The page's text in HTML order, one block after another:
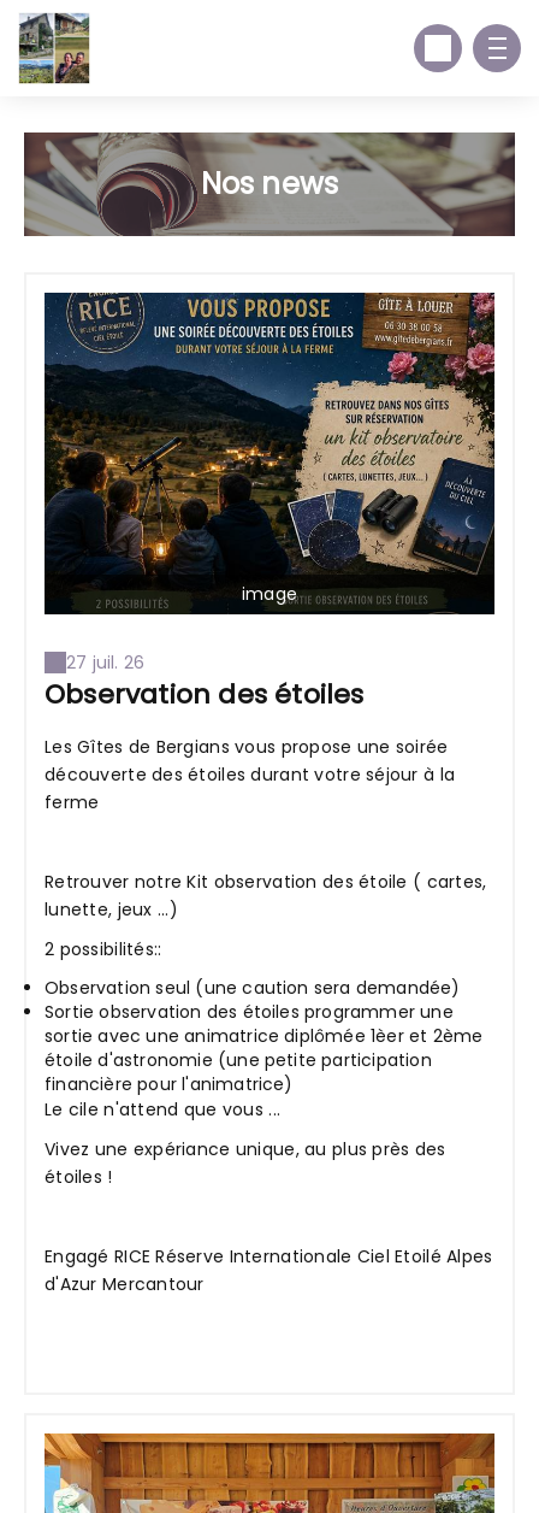
Nos news
image
27 juil. 26
Observation des étoiles
Les Gîtes de Bergians vous propose une soirée
découverte des étoiles durant votre séjour à la
ferme
Retrouver notre Kit observation des étoile ( cartes,
lunette, jeux ...)
2 possibilités::
Observation seul (une caution sera demandée)
Sortie observation des étoiles programmer une
sortie avec une animatrice diplômée 1èer et 2ème
étoile d'astronomie (une petite participation
financière pour l'animatrice)
Le cile n'attend que vous ...
Vivez une expériance unique, au plus près des
étoiles !
Engagé RICE Réserve Internationale Ciel Etoilé Alpes
d'Azur Mercantour